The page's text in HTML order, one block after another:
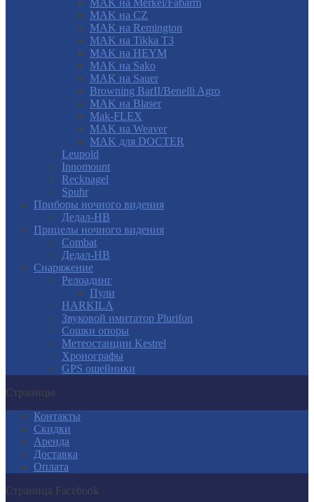
MAK на Merkel/Fabarm
MAK на CZ
MAK на Remington
MAK на Tikka T3
MAK на HEYM
MAK на Sako
MAK на Sauer
Browning BarII/Benelli Agro
MAK на Blaser
Mak-FLEX
MAK на Weaver
MAK для DOCTER
Leupold
Innomount
Recknagel
Spuhr
Приборы ночного видения
Дедал-НВ
Прицелы ночного видения
Combat
Дедал-НВ
Снаряжение
Релоадинг
Пули
HARKILA
Звуковой имитатор Plurifon
Сошки опоры
Метеостанции Kestrel
Хронографы
GPS ошейники
Страницы
Контакты
Скидки
Аренда
Доставка
Оплата
Страница Facebook